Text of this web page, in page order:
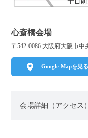
個
プ
心斎橋会場
〒542-0086 大阪府大阪市
Google Mapを見る
会場詳細（アクセス）